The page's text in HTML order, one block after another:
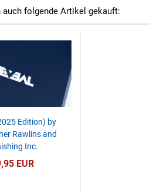
auch folgende Artikel gekauft:
Edition) by
Rawlins and
Inc.
EUR